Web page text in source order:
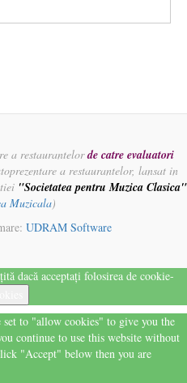
a restaurantelorde catre evaluatori
a restaurantelor, lansat in
"Societatea pentru Muzica Clasica"
Muzicala)
UDRAM Software
dacă acceptați folosirea de cookie-
set to "allow cookies" to give you the
continue to use this website without
"Accept" below then you are